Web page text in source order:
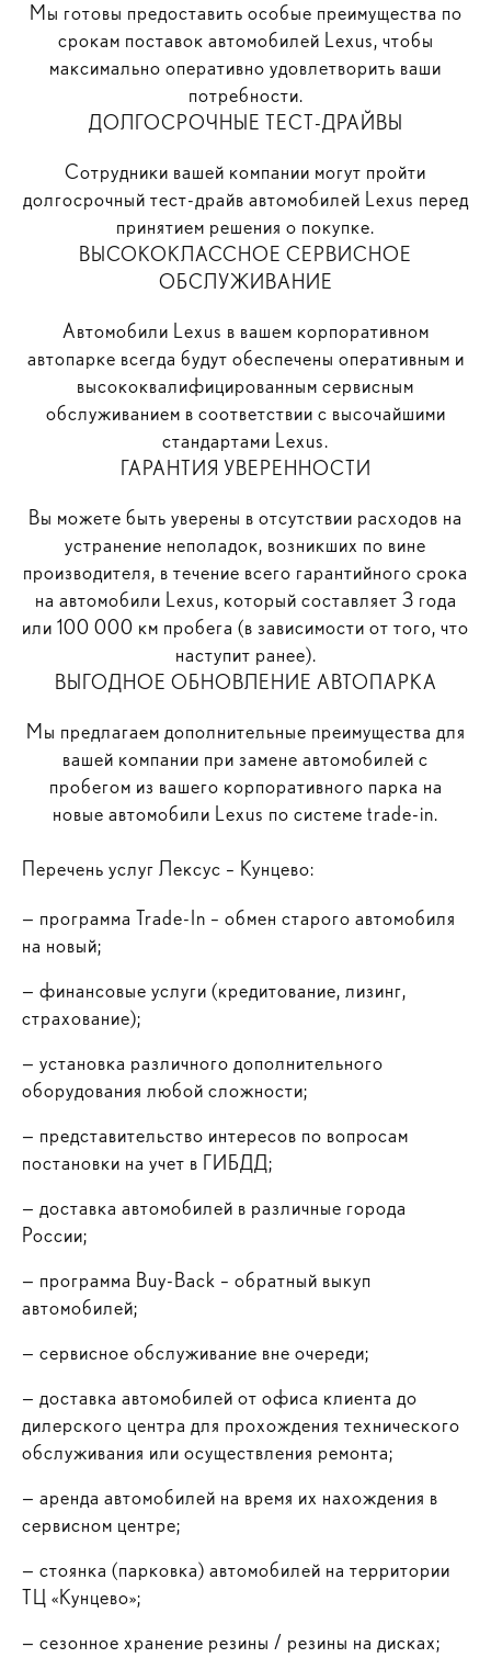
Мы готовы предоставить особые преимущества по
срокам поставок автомобилей Lexus, чтобы
максимально оперативно удовлетворить ваши
потребности.
ДОЛГОСРОЧНЫЕ ТЕСТ-ДРАЙВЫ
Сотрудники вашей компании могут пройти
долгосрочный тест-драйв автомобилей Lexus перед
принятием решения о покупке.
ВЫСОКОКЛАССНОЕ СЕРВИСНОЕ
ОБСЛУЖИВАНИЕ
Автомобили Lexus в вашем корпоративном
автопарке всегда будут обеспечены оперативным и
высококвалифицированным сервисным
обслуживанием в соответствии с высочайшими
стандартами Lexus.
ГАРАНТИЯ УВЕРЕННОСТИ
Вы можете быть уверены в отсутствии расходов на
устранение неполадок, возникших по вине
производителя, в течение всего гарантийного срока
на автомобили Lexus, который составляет 3 года
или 100 000 км пробега (в зависимости от того, что
наступит ранее).
ВЫГОДНОЕ ОБНОВЛЕНИЕ АВТОПАРКА
Мы предлагаем дополнительные преимущества для
вашей компании при замене автомобилей с
пробегом из вашего корпоративного парка на
новые автомобили Lexus по системе trade-in.
Перечень услуг Лексус – Кунцево:
— программа Trade-In – обмен старого автомобиля
на новый;
— финансовые услуги (кредитование, лизинг,
страхование);
— установка различного дополнительного
оборудования любой сложности;
— представительство интересов по вопросам
постановки на учет в ГИБДД;
— доставка автомобилей в различные города
России;
— программа Buy-Back – обратный выкуп
автомобилей;
— сервисное обслуживание вне очереди;
— доставка автомобилей от офиса клиента до
дилерского центра для прохождения технического
обслуживания или осуществления ремонта;
— аренда автомобилей на время их нахождения в
сервисном центре;
— стоянка (парковка) автомобилей на территории
ТЦ «Кунцево»;
— сезонное хранение резины / резины на дисках;